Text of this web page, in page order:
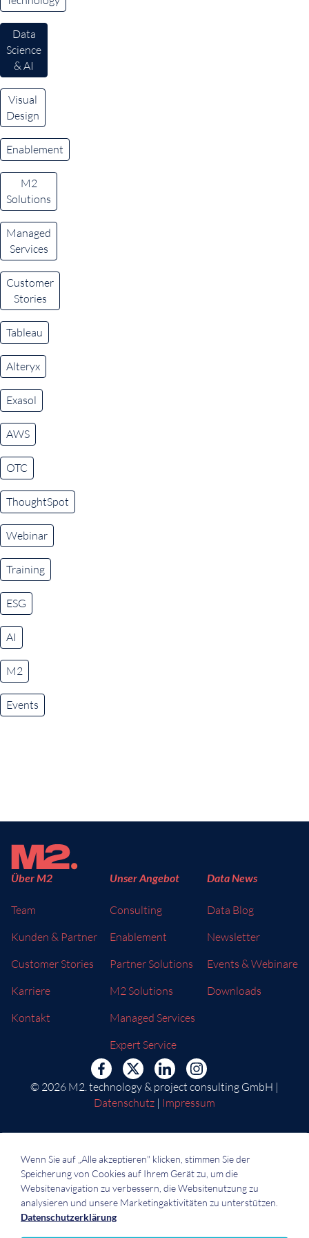
Data
Science
& AI
Visual
Design
Enablement
M2
Solutions
Managed
Services
Customer
Stories
Tableau
Alteryx
Exasol
AWS
OTC
ThoughtSpot
Webinar
Training
ESG
AI
M2
Events
Über M2
Team
Kunden & Partner
Customer Stories
Karriere
Kontakt
Unser Angebot
Consulting
Enablement
Partner Solutions
M2 Solutions
Managed Services
Expert Service
Data News
Data Blog
Newsletter
Events & Webinare
Downloads
© 2026 M2. technology & project consulting GmbH |
Datenschutz | Impressum
Wenn Sie auf „Alle akzeptieren" klicken, stimmen Sie der
Speicherung von Cookies auf Ihrem Gerät zu, um die
Websitenavigation zu verbessern, die Websitenutzung zu
analysieren und unsere Marketingaktivitäten zu unterstützen.
Datenschutzerklärung